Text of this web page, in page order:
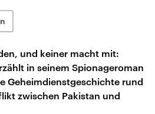
und keiner macht mit:
in seinem Spionageroman
Geheimdienstgeschichte rund
zwischen Pakistan und